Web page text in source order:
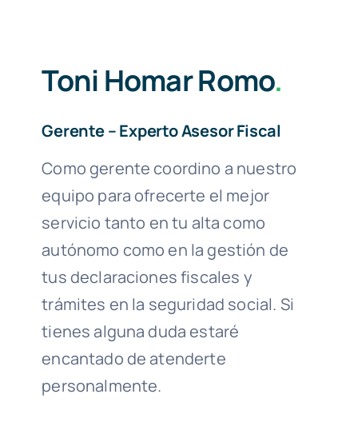
Toni Homar Romo.
Gerente – Experto Asesor Fiscal
Como gerente coordino a nuestro
equipo para ofrecerte el mejor
servicio tanto en tu alta como
autónomo como en la gestión de
tus declaraciones fiscales y
trámites en la seguridad social. Si
tienes alguna duda estaré
encantado de atenderte
personalmente.